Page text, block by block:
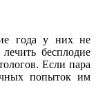
года у них не
лечить бесплодие
Если пара
попыток им